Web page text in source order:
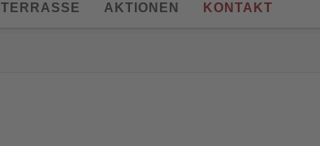
TERRASSE AKTIONEN KONTAKT